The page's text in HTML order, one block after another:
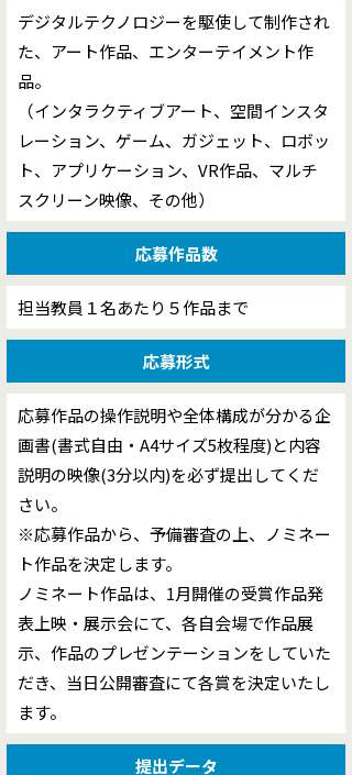
デジタルテクノロジーを駆使して制作され
た、アート作品、エンターテイメント作
品。
（インタラクティブアート、空間インスタ
レーション、ゲーム、ガジェット、ロボッ
ト、アプリケーション、VR作品、マルチ
スクリーン映像、その他）
応募作品数
担当教員１名あたり５作品まで
応募形式
応募作品の操作説明や全体構成が分かる企
画書(書式自由・A4サイズ5枚程度)と内容
説明の映像(3分以内)を必ず提出してくだ
さい。
※応募作品から、予備審査の上、ノミネー
ト作品を決定します。
ノミネート作品は、1月開催の受賞作品発
表上映・展示会にて、各自会場で作品展
示、作品のプレゼンテーションをしていた
だき、当日公開審査にて各賞を決定いたし
ます。
提出データ